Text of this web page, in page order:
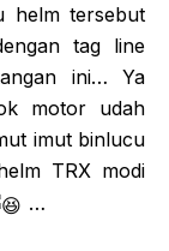
helm tersebut
tag line
ini… Ya
motor udah
imut binlucu
TRX modi
…